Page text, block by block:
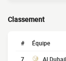
Classement
# Équipe
7 Al Duhail